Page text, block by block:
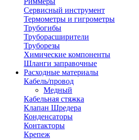
Сервисный инструмент
Термометры и гигрометры
Трубогибы
Труборасширители
Труборезы
Химические компоненты
Шланги заправочные
Расходные материалы
Кабель/провод
Медный
Кабельная стяжка
Клапан Шредера
Конденсаторы
Контакторы
Крепеж